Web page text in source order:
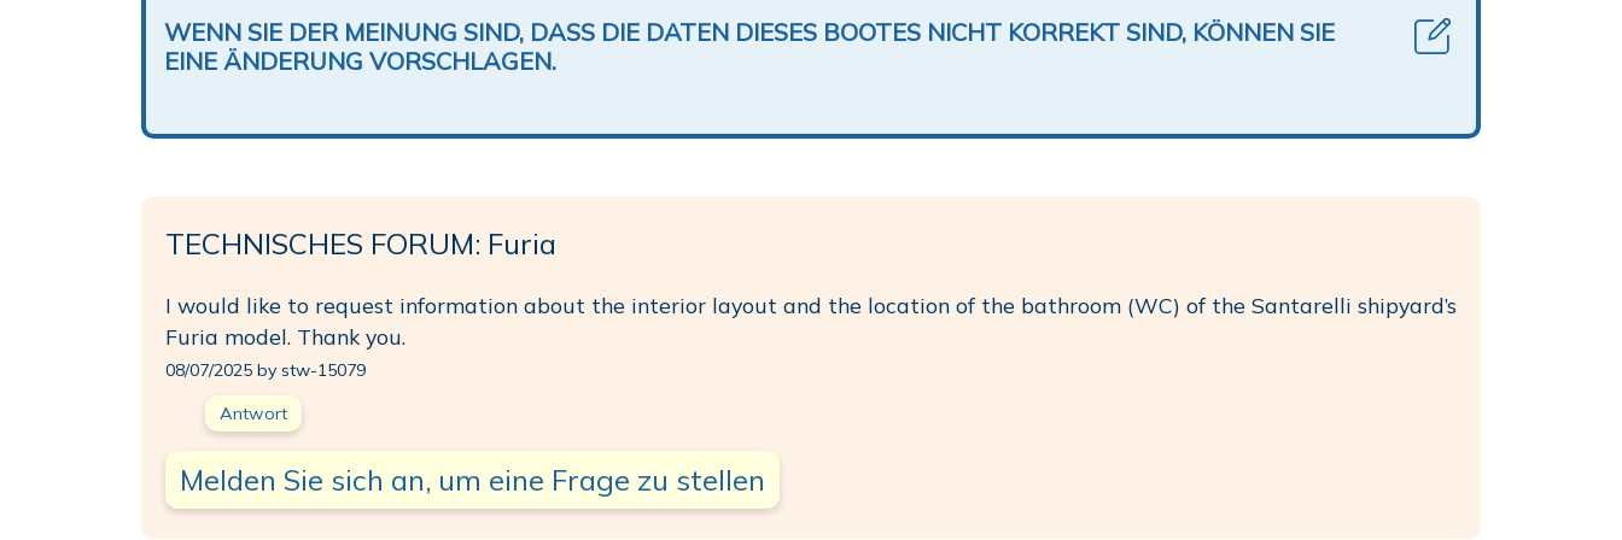
WENN SIE DER MEINUNG SIND, DASS DIE DATEN DIESES BOOTES NICHT KORREKT SIND, KÖNNEN SIE
EINE ÄNDERUNG VORSCHLAGEN.
TECHNISCHES FORUM: Furia
I would like to request information about the interior layout and the location of the bathroom (WC) of the Santarelli shipyard’s
Furia model. Thank you.
08/07/2025 by stw-15079
Antwort
Melden Sie sich an, um eine Frage zu stellen